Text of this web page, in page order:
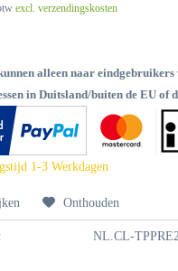
excl. verzendingskosten
alleen naar eindgebruikers
in Duitsland/buiten de EU of
1-3 Werkdagen
Onthouden
NL.CL-